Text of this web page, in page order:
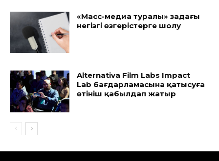
«Масс-медиа туралы» заңдағы
негізгі өзгерістерге шолу
Alternativa Film Labs Impact
Lab бағдарламасына қатысуға
өтініш қабылдап жатыр